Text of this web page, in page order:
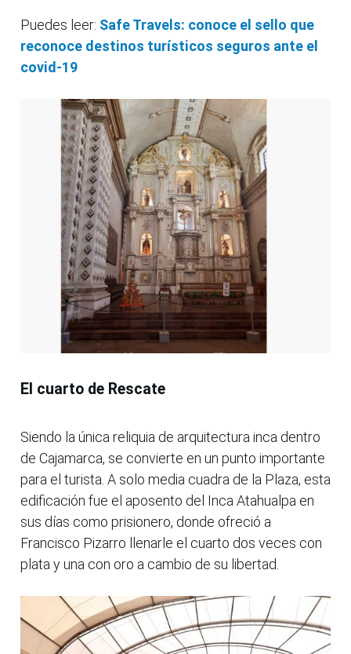
Puedes leer: Safe Travels: conoce el sello que
reconoce destinos turísticos seguros ante el
covid-19
El cuarto de Rescate
Siendo la única reliquia de arquitectura inca dentro
de Cajamarca, se convierte en un punto importante
para el turista. A solo media cuadra de la Plaza, esta
edificación fue el aposento del Inca Atahualpa en
sus días como prisionero, donde ofreció a
Francisco Pizarro llenarle el cuarto dos veces con
plata y una con oro a cambio de su libertad.